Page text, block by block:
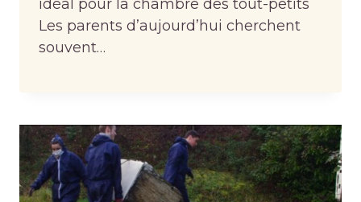
idéal pour la chambre des tout-petits
Les parents d’aujourd’hui cherchent
souvent…